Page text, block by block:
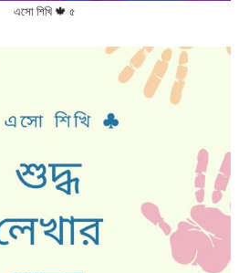
এসো শিখি 🍁 ৫